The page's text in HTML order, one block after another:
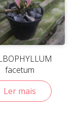
facetum
Ler mais